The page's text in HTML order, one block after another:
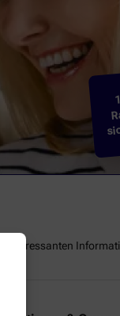
interessanten